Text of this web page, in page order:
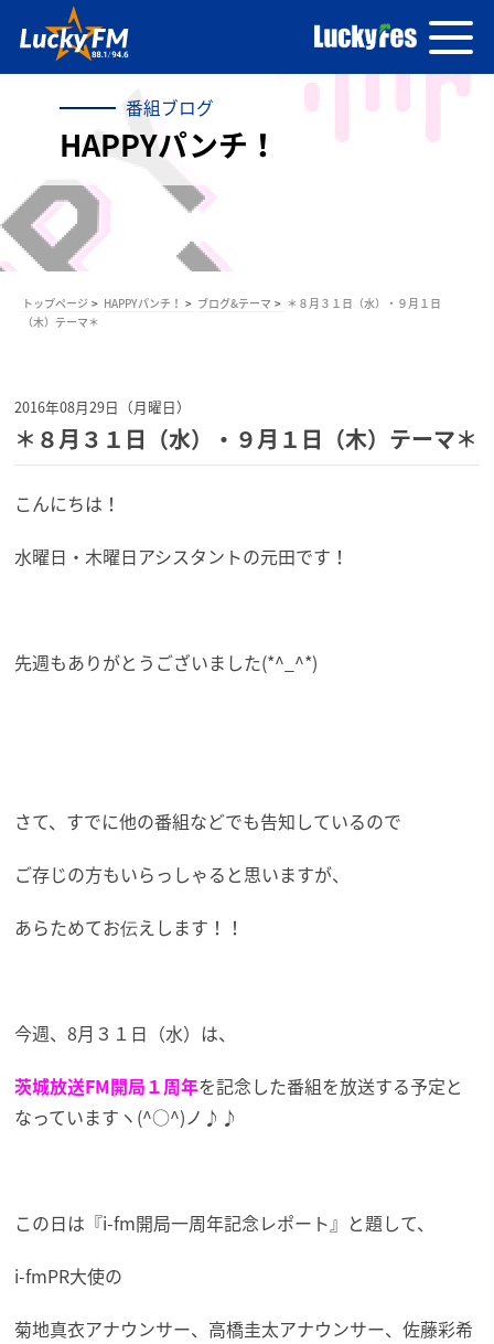
番組ブログ
HAPPYパンチ！
トップページ HAPPYパンチ！ ブログ&テーマ
＊８月３１日（水）・９月１日
（木）テーマ＊
2016年08月29日（月曜日）
＊８月３１日（水）・９月１日（木）テーマ＊
こんにちは！
水曜日・木曜日アシスタントの元田です！
先週もありがとうございました(*^_^*)
さて、すでに他の番組などでも告知しているので
ご存じの方もいらっしゃると思いますが、
あらためてお伝えします！！
今週、8月３１日（水）は、
茨城放送FM開局１周年を記念した番組を放送する予定と
なっていますヽ(^○^)ノ♪♪
この日は『i-fm開局一周年記念レポート』と題して、
i-fmPR大使の
菊地真衣アナウンサー、 高橋圭太アナウンサー、佐藤彩希